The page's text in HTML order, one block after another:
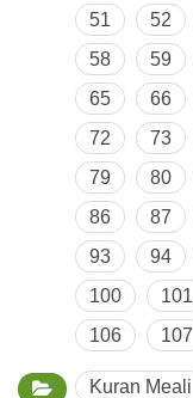
51
52
58
59
65
66
72
73
79
80
86
87
93
94
100
101
106
107
Kuran Meali